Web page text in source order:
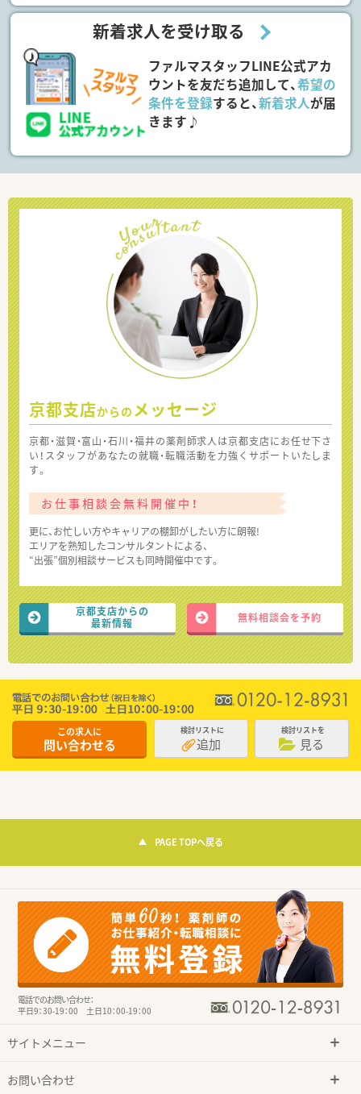
新着求人を受け取る
ファルマスタッフLINE公式アカ
ウントを友だち追加して、希望の
条件を登録すると、新着求人が届
きます♪
京都支店からの メッセージ
京都・滋賀・富山・石川・福井の薬剤師求人は京都支店にお任せ下さ
い！スタッフがあなたの就職・転職活動を力強くサポートいたしま
す。
お仕事相談会無料開催中！
更に、お忙しい方やキャリアの棚卸がしたい方に朗報!
エリアを熟知したコンサルタントによる、
“出張”個別相談サービスも同時開催中です。
京都支店からの
最新情報
無料相談会を予約
この求人に
問い合わせる
検討リストに
追加
検討リストを
見る
PAGE TOPへ戻る
電話でのお問い合わせ：
平日9：30-19：00 土日10：00-19：00
サイトメニュー
お問い合わせ